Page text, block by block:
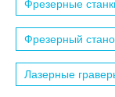
Фрезерные
Фрезерный
Лазерные